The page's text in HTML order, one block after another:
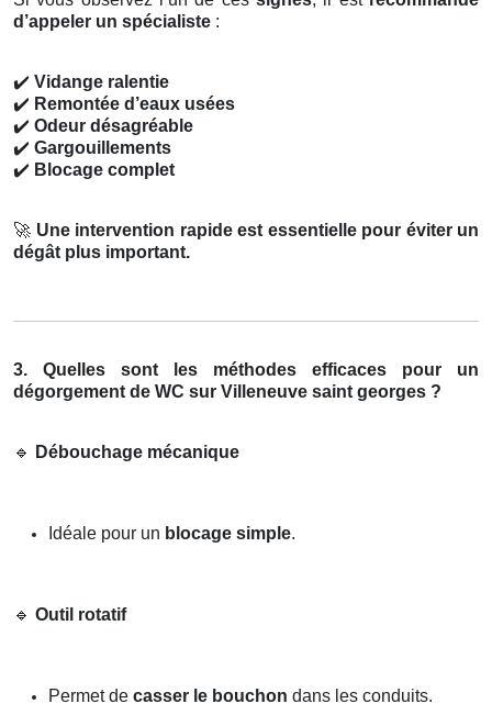
d’appeler un spécialiste :
✔️ Vidange ralentie
✔️ Remontée d’eaux usées
✔️ Odeur désagréable
✔️ Gargouillements
✔️ Blocage complet
🚀 Une intervention rapide est essentielle pour éviter un
dégât plus important.
3. Quelles sont les méthodes efficaces pour un
dégorgement de WC sur Villeneuve saint georges ?
🔹 Débouchage mécanique
Idéale pour un blocage simple.
🔹 Outil rotatif
Permet de casser le bouchon dans les conduits.